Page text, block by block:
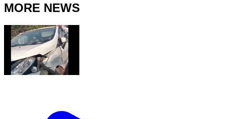
MORE NEWS